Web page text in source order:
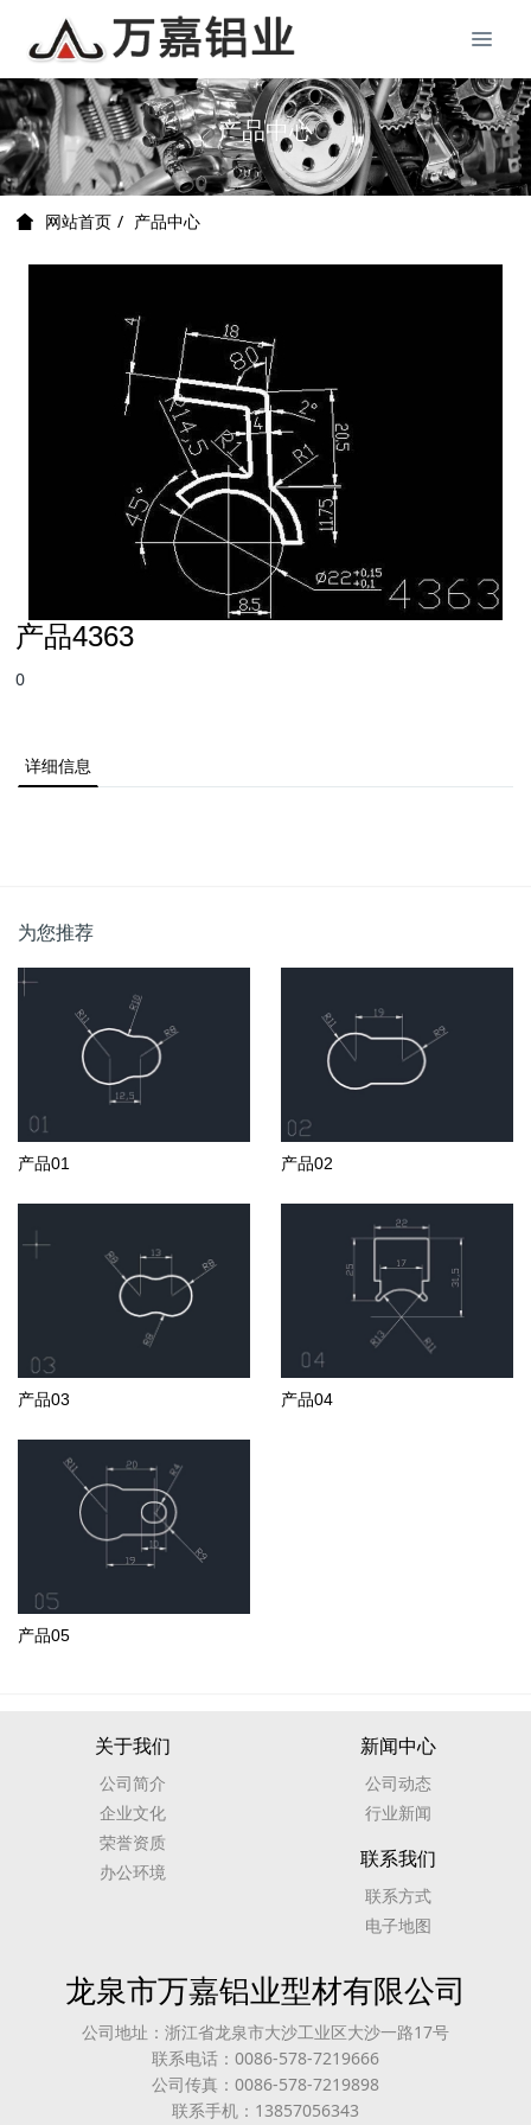
产品中心
网站首页 产品中心
产品4363
0
详细信息
为您推荐
产品01 产品02
产品03 产品04
产品05
关于我们
公司简介
企业文化
荣誉资质
办公环境
新闻中心
公司动态
行业新闻
联系我们
联系方式
电子地图
龙泉市万嘉铝业型材有限公司
公司地址：浙江省龙泉市大沙工业区大沙一路17号
联系电话：0086-578-7219666
公司传真：0086-578-7219898
联系手机：13857056343